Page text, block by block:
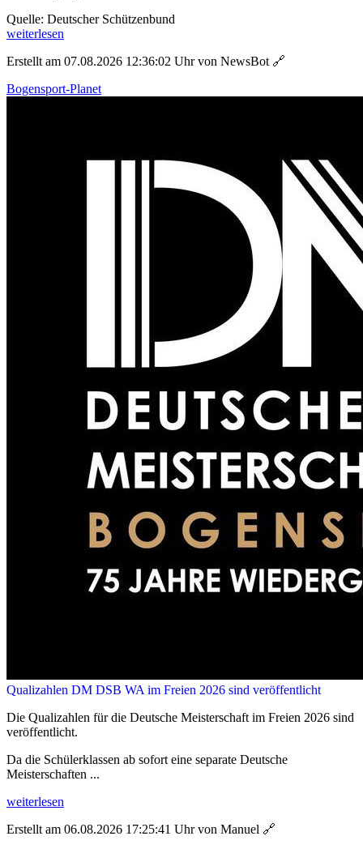
Quelle: Deutscher Schützenbund
weiterlesen
Erstellt am 07.08.2026 12:36:02 Uhr von NewsBot 🔗
Bogensport-Planet
Qualizahlen DM DSB WA im Freien 2026 sind veröffentlicht
Die Qualizahlen für die Deutsche Meisterschaft im Freien 2026 sind
veröffentlicht.
Da die Schülerklassen ab sofort eine separate Deutsche
Meisterschaften ...
weiterlesen
Erstellt am 06.08.2026 17:25:41 Uhr von Manuel 🔗